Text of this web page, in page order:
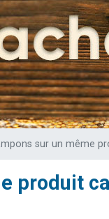
une bénédiction
rejoindre sur
en groupe sur Zoom
sur un même
produit